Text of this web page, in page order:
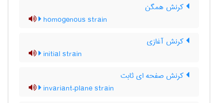
کرنش همگن
homogenous strain
کرنش آغازی
initial strain
کرنش صفحه ای ثابت
invariant–plane strain